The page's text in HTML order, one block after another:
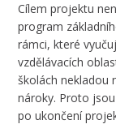
Cílem projektu
program
rámci, které
vzdělávacích
školách nekladou
nároky. Proto
po ukončení